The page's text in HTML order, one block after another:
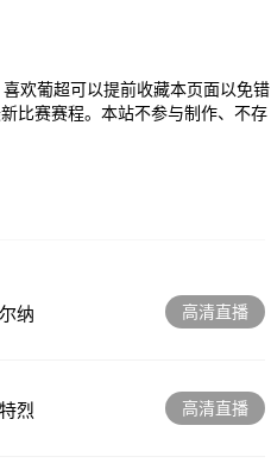
欢葡超可以提前收藏本页面以免错
比赛赛程。本站不参与制作、不存
纳 高清直播
烈 高清直播